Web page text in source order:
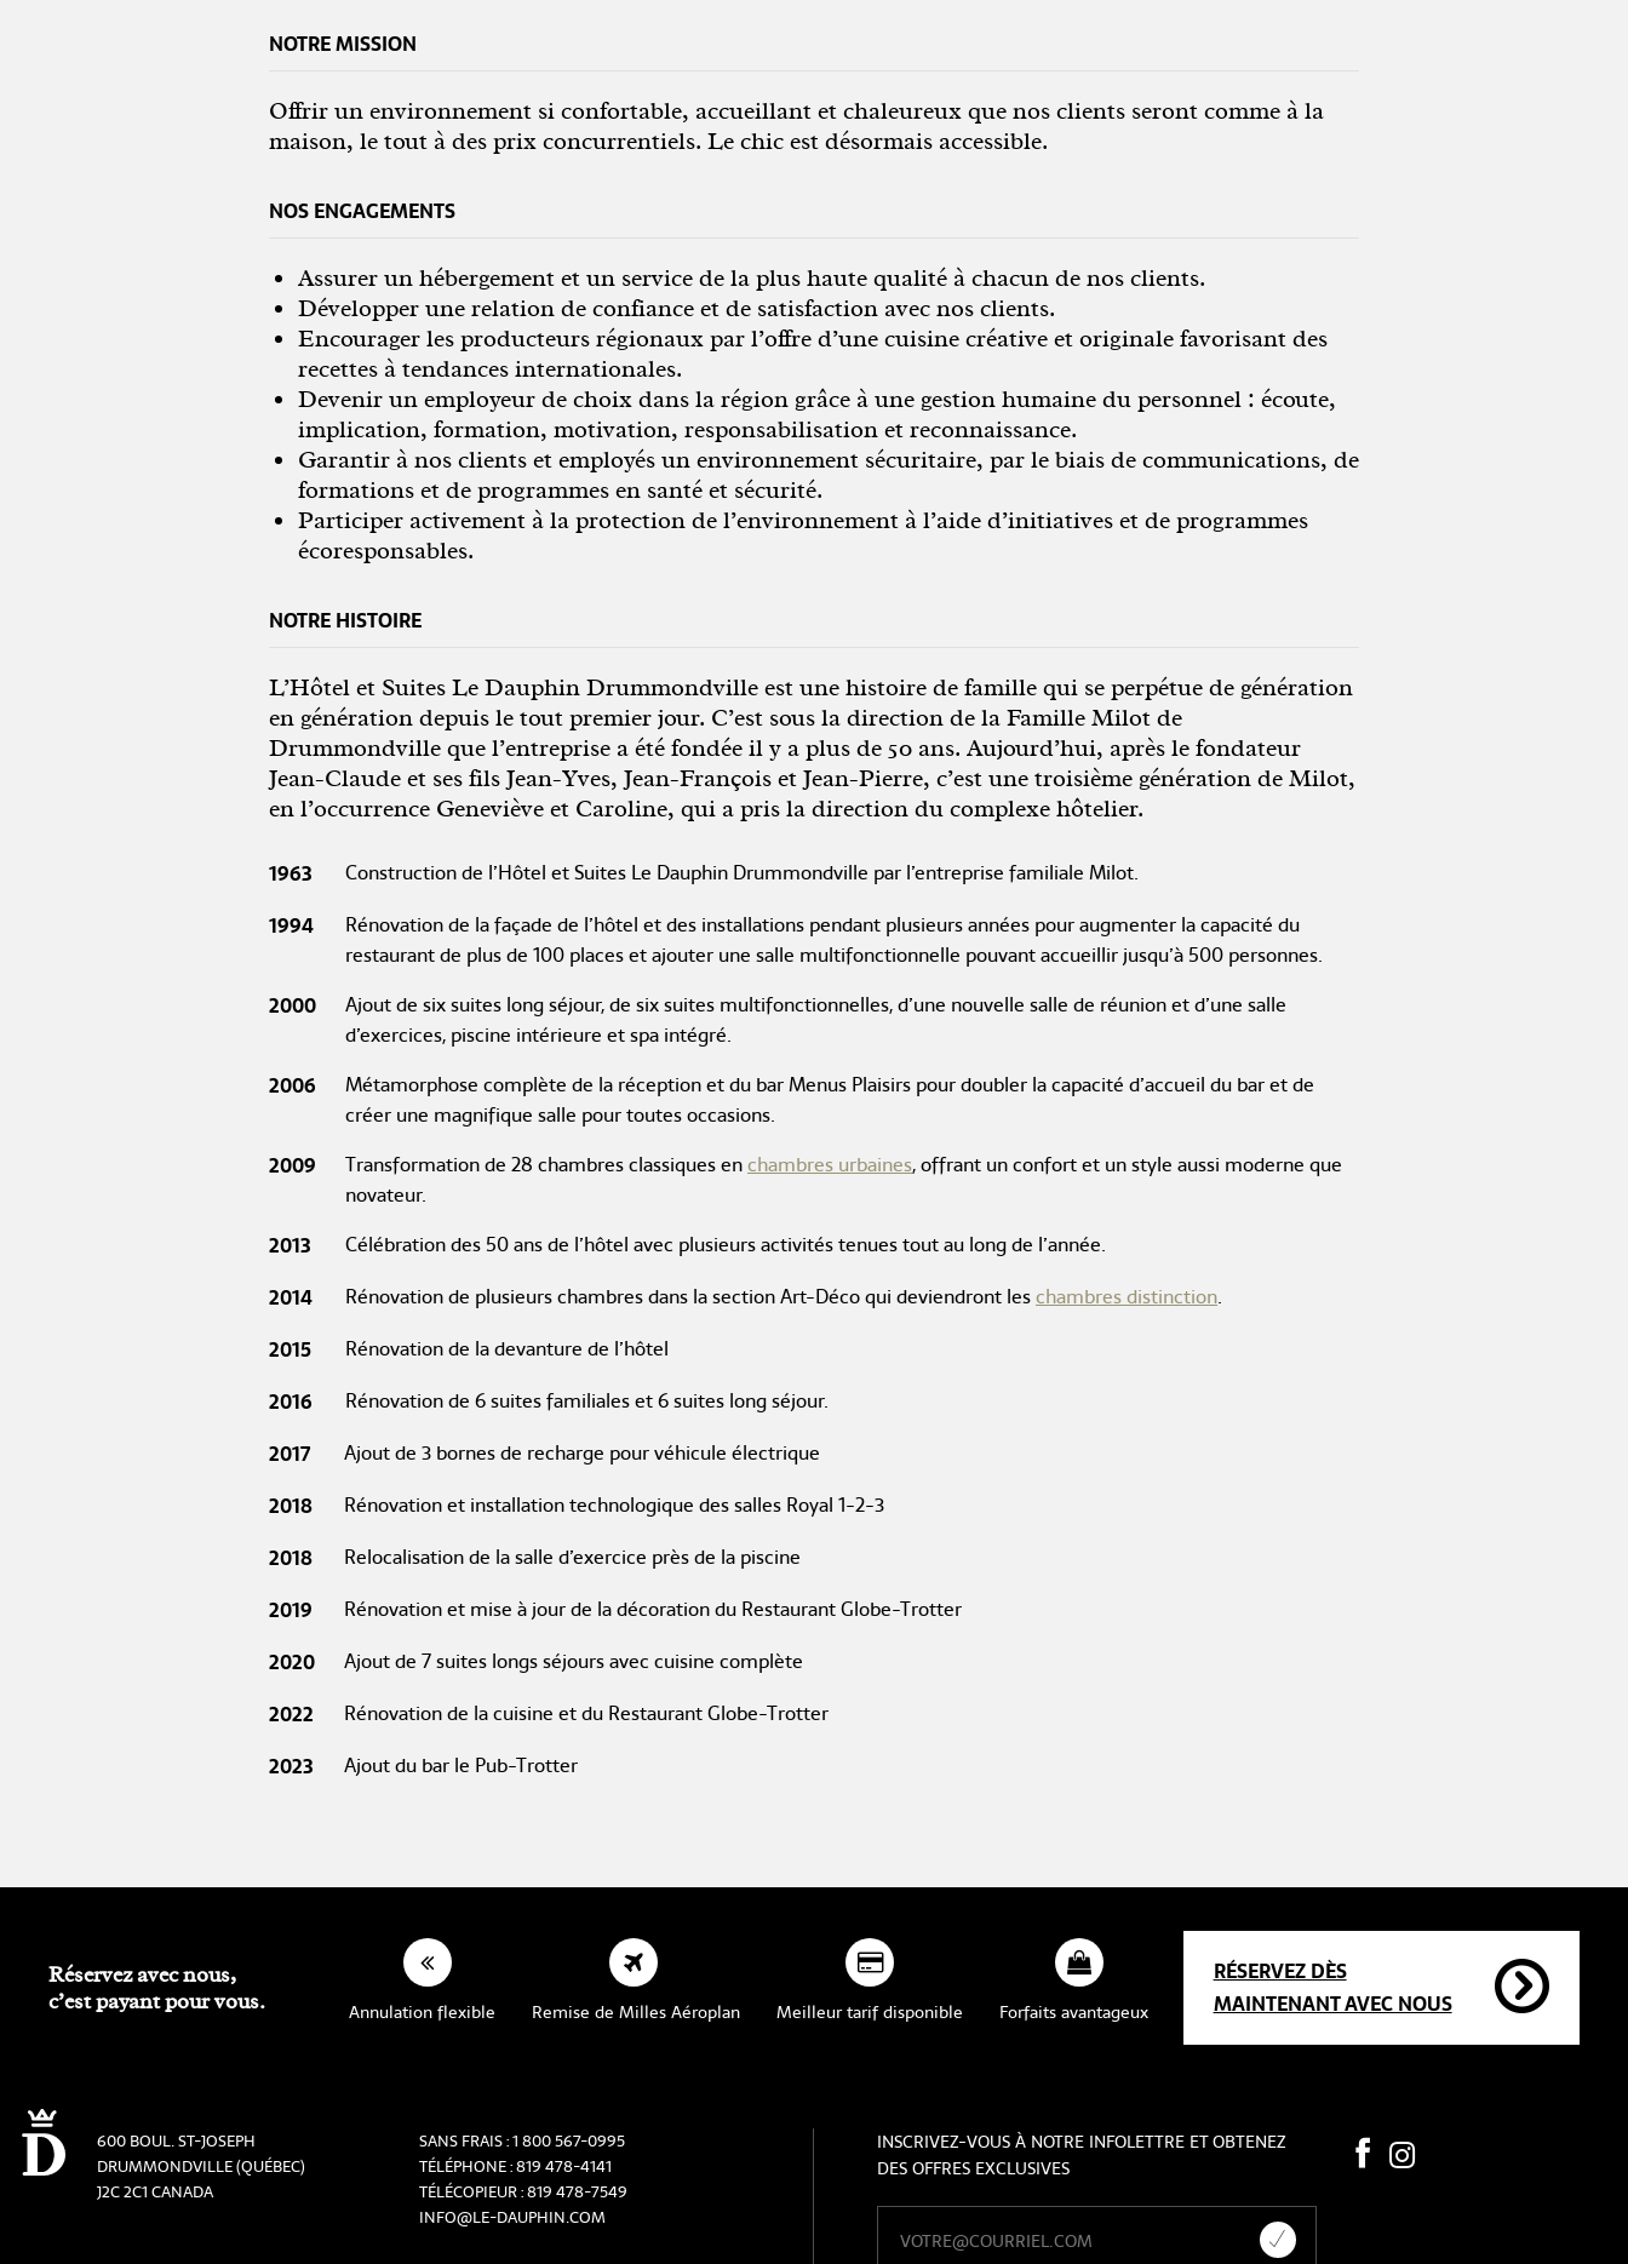
NOTRE MISSION
Offrir un environnement si confortable, accueillant et chaleureux que nos clients seront comme à la
maison, le tout à des prix concurrentiels. Le chic est désormais accessible.
NOS ENGAGEMENTS
Assurer un hébergement et un service de la plus haute qualité à chacun de nos clients.
Développer une relation de confiance et de satisfaction avec nos clients.
Encourager les producteurs régionaux par l’offre d’une cuisine créative et originale favorisant des
recettes à tendances internationales.
Devenir un employeur de choix dans la région grâce à une gestion humaine du personnel : écoute,
implication, formation, motivation, responsabilisation et reconnaissance.
Garantir à nos clients et employés un environnement sécuritaire, par le biais de communications, de
formations et de programmes en santé et sécurité.
Participer activement à la protection de l’environnement à l’aide d’initiatives et de programmes
écoresponsables.
NOTRE HISTOIRE
L’Hôtel et Suites Le Dauphin Drummondville est une histoire de famille qui se perpétue de génération
en génération depuis le tout premier jour. C’est sous la direction de la Famille Milot de
Drummondville que l’entreprise a été fondée il y a plus de 50 ans. Aujourd’hui, après le fondateur
Jean-Claude et ses fils Jean-Yves, Jean-François et Jean-Pierre, c’est une troisième génération de Milot,
en l’occurrence Geneviève et Caroline, qui a pris la direction du complexe hôtelier.
1963 Construction de l’Hôtel et Suites Le Dauphin Drummondville par l’entreprise familiale Milot.
1994
Rénovation de la façade de l’hôtel et des installations pendant plusieurs années pour augmenter la capacité du
restaurant de plus de 100 places et ajouter une salle multifonctionnelle pouvant accueillir jusqu’à 500 personnes.
2000
Ajout de six suites long séjour, de six suites multifonctionnelles, d’une nouvelle salle de réunion et d’une salle
d’exercices, piscine intérieure et spa intégré.
2006
Métamorphose complète de la réception et du bar Menus Plaisirs pour doubler la capacité d’accueil du bar et de
créer une magnifique salle pour toutes occasions.
2009 Transformation de 28 chambres classiques enchambres urbaines, offrant un confort et un style aussi moderne que
novateur.
2013 Célébration des 50 ans de l’hôtel avec plusieurs activités tenues tout au long de l’année.
2014 Rénovation de plusieurs chambres dans la section Art-Déco qui deviendront leschambres distinction.
2015 Rénovation de la devanture de l’hôtel
2016 Rénovation de 6 suites familiales et 6 suites long séjour.
2017 Ajout de 3 bornes de recharge pour véhicule électrique
2018 Rénovation et installation technologique des salles Royal 1-2-3
2018 Relocalisation de la salle d’exercice près de la piscine
2019 Rénovation et mise à jour de la décoration du Restaurant Globe-Trotter
2020 Ajout de 7 suites longs séjours avec cuisine complète
2022 Rénovation de la cuisine et du Restaurant Globe-Trotter
2023 Ajout du bar le Pub-Trotter
Réservez avec nous,
c’est payant pour vous.
Annulation flexible Remise de Milles Aéroplan Meilleur tarif disponible Forfaits avantageux
RÉSERVEZ DÈS
MAINTENANT AVEC NOUS
600 BOUL. ST-JOSEPH
DRUMMONDVILLE (QUÉBEC)
J2C 2C1 CANADA
SANS FRAIS :1 800 567-0995
TÉLÉPHONE :819 478-4141
TÉLÉCOPIEUR :819 478-7549
INFO@LE-DAUPHIN.COM
INSCRIVEZ-VOUS À NOTRE INFOLETTRE ET OBTENEZ
DES OFFRES EXCLUSIVES